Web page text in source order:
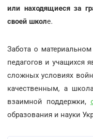
или находящиеся за
своей школе.
Забота о
педагогов и учащихся
сложных условиях
качественным, а
взаимной поддержки,
образования и науки